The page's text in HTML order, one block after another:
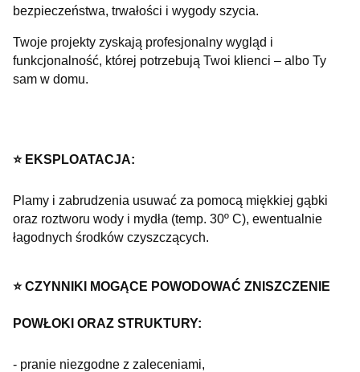
bezpieczeństwa, trwałości i wygody szycia.
Twoje projekty zyskają profesjonalny wygląd i
funkcjonalność, której potrzebują Twoi klienci – albo Ty
sam w domu.
⭐️ EKSPLOATACJA:
Plamy i zabrudzenia usuwać za pomocą miękkiej gąbki
oraz roztworu wody i mydła (temp. 30º C), ewentualnie
łagodnych środków czyszczących.
⭐️ CZYNNIKI MOGĄCE POWODOWAĆ ZNISZCZENIE
POWŁOKI ORAZ STRUKTURY:
- pranie niezgodne z zaleceniami,